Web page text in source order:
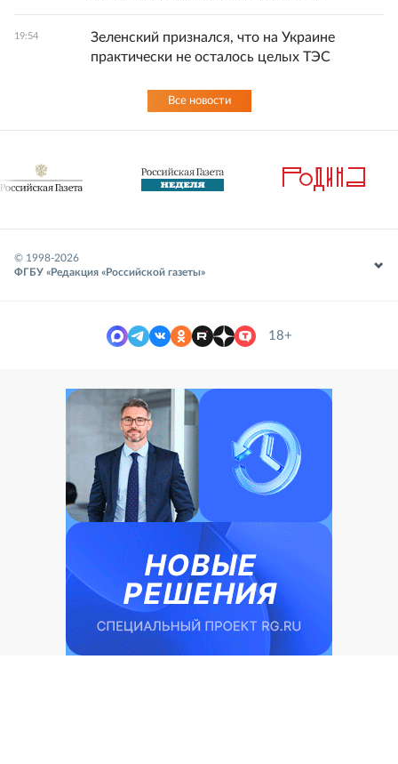
19:54
Зеленский признался, что на Украине
практически не осталось целых ТЭС
Все новости
© 1998-2026
ФГБУ «Редакция «Российской газеты»
18+